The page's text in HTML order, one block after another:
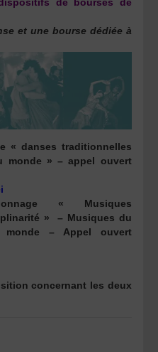
et une bourse dédiée à
« danses traditionnelles
monde » – appel ouvert
« Musiques
» – Musiques du
– Appel ouvert
concernant les deux